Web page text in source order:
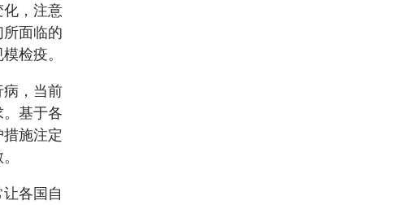
，注意
面临的
检疫。
，当前
基于各
施注定
各国自